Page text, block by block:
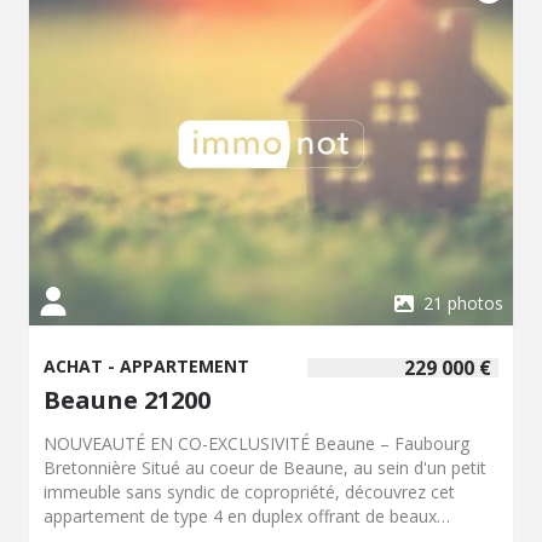
dès maintenant notre négociateur, Charles CHAIGNAULT,
au 07 84 38 29 79.
21 photos
229 000 €
ACHAT - APPARTEMENT
Beaune 21200
NOUVEAUTÉ EN CO-EXCLUSIVITÉ Beaune – Faubourg
Bretonnière Situé au coeur de Beaune, au sein d'un petit
immeuble sans syndic de copropriété, découvrez cet
appartement de type 4 en duplex offrant de beaux